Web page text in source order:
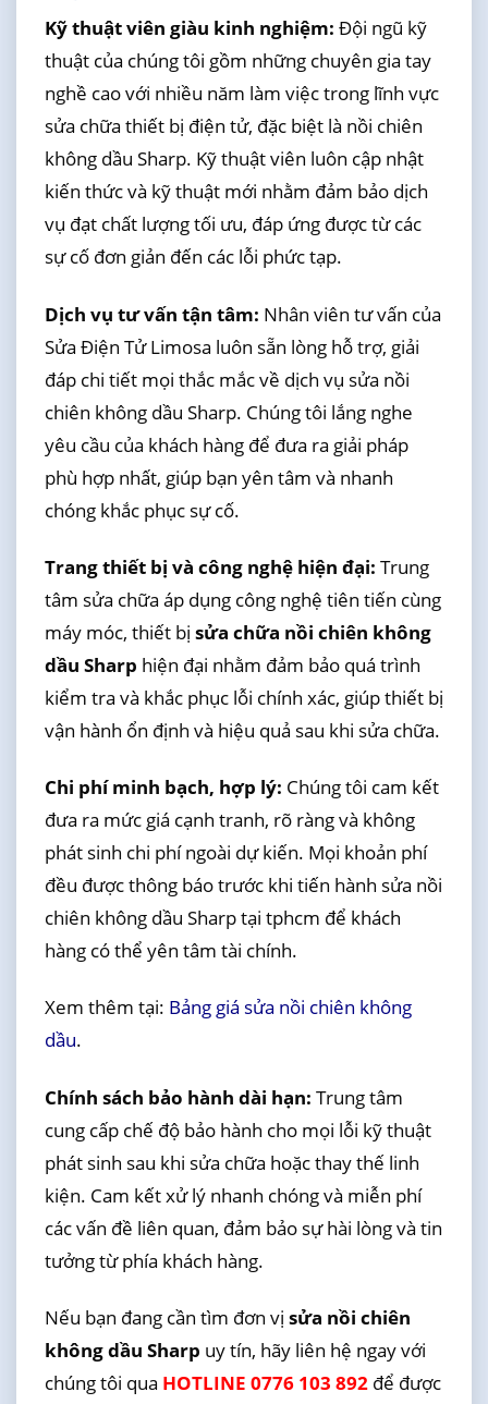
Kỹ thuật viên giàu kinh nghiệm: Đội ngũ kỹ
thuật của chúng tôi gồm những chuyên gia tay
nghề cao với nhiều năm làm việc trong lĩnh vực
sửa chữa thiết bị điện tử, đặc biệt là nồi chiên
không dầu Sharp. Kỹ thuật viên luôn cập nhật
kiến thức và kỹ thuật mới nhằm đảm bảo dịch
vụ đạt chất lượng tối ưu, đáp ứng được từ các
sự cố đơn giản đến các lỗi phức tạp.
Dịch vụ tư vấn tận tâm: Nhân viên tư vấn của
Sửa Điện Tử Limosa luôn sẵn lòng hỗ trợ, giải
đáp chi tiết mọi thắc mắc về dịch vụ sửa nồi
chiên không dầu Sharp. Chúng tôi lắng nghe
yêu cầu của khách hàng để đưa ra giải pháp
phù hợp nhất, giúp bạn yên tâm và nhanh
chóng khắc phục sự cố.
Trang thiết bị và công nghệ hiện đại: Trung
tâm sửa chữa áp dụng công nghệ tiên tiến cùng
máy móc, thiết bị sửa chữa nồi chiên không
dầu Sharp hiện đại nhằm đảm bảo quá trình
kiểm tra và khắc phục lỗi chính xác, giúp thiết bị
vận hành ổn định và hiệu quả sau khi sửa chữa.
Chi phí minh bạch, hợp lý: Chúng tôi cam kết
đưa ra mức giá cạnh tranh, rõ ràng và không
phát sinh chi phí ngoài dự kiến. Mọi khoản phí
đều được thông báo trước khi tiến hành sửa nồi
chiên không dầu Sharp tại tphcm để khách
hàng có thể yên tâm tài chính.
Xem thêm tại: Bảng giá sửa nồi chiên không
dầu.
Chính sách bảo hành dài hạn: Trung tâm
cung cấp chế độ bảo hành cho mọi lỗi kỹ thuật
phát sinh sau khi sửa chữa hoặc thay thế linh
kiện. Cam kết xử lý nhanh chóng và miễn phí
các vấn đề liên quan, đảm bảo sự hài lòng và tin
tưởng từ phía khách hàng.
Nếu bạn đang cần tìm đơn vị sửa nồi chiên
không dầu Sharp uy tín, hãy liên hệ ngay với
chúng tôi qua HOTLINE 0776 103 892để được